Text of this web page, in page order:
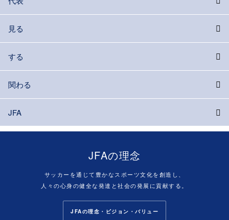
見る
する
関わる
JFA
JFAの理念
サッカーを通じて豊かなスポーツ文化を創造し、
人々の心身の健全な発達と社会の発展に貢献する。
JFAの理念・ビジョン・バリュー